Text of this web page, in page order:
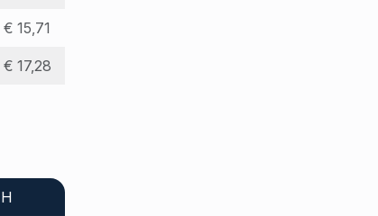
€ 15,71
€ 17,28
H